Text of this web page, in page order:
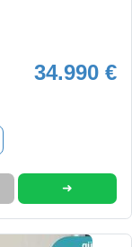
34.990 €
➜